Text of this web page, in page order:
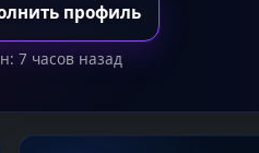
профиль
7 часов назад